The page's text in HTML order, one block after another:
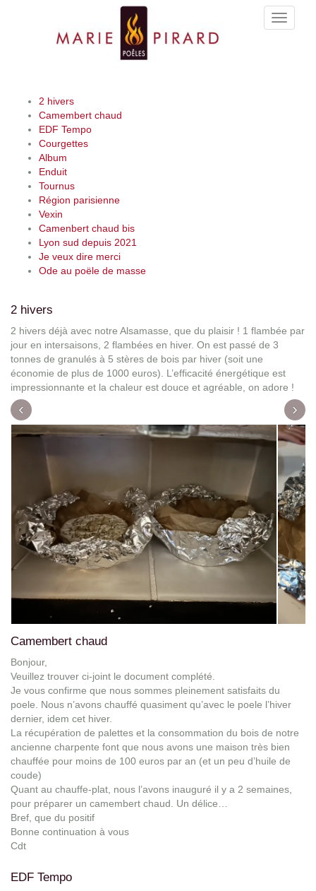
Toggle
2 hivers
Camembert chaud
EDF Tempo
Courgettes
Album
Enduit
Tournus
Région parisienne
Vexin
Camenbert chaud bis
Lyon sud depuis 2021
Je veux dire merci
Ode au poële de masse
2 hivers
2 hivers déjà avec notre Alsamasse, que du plaisir ! 1 flambée par
jour en intersaisons, 2 flambées en hiver. On est passé de 3
tonnes de granulés à 5 stères de bois par hiver (soit une
économie de plus de 1000 euros). L’efficacité énergétique est
impressionnante et la chaleur est douce et agréable, on adore !
‹ ›
Camembert chaud
Bonjour,
Veuillez trouver ci-joint le document complété.
Je vous confirme que nous sommes pleinement satisfaits du
poele. Nous n’avons chauffé quasiment qu’avec le poele l’hiver
dernier, idem cet hiver.
La récupération de palettes et la consommation du bois de notre
ancienne charpente font que nous avons une maison très bien
chauffée pour moins de 100 euros par an (et un peu d’huile de
coude)
Quant au chauffe-plat, nous l’avons inauguré il y a 2 semaines,
pour préparer un camembert chaud. Un délice…
Bref, que du positif
Bonne continuation à vous
Cdt
EDF Tempo